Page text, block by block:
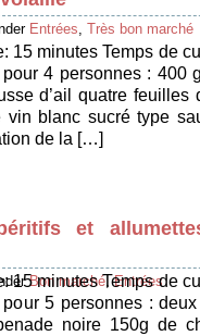
Entrées, Très bon marché
15 minutes Temps de
4 personnes : 400
d’ail quatre feuilles
blanc sucré type
de la […]
et
Bon marché,Entrées
15 minutes Temps de
5 personnes :
noire 150g de